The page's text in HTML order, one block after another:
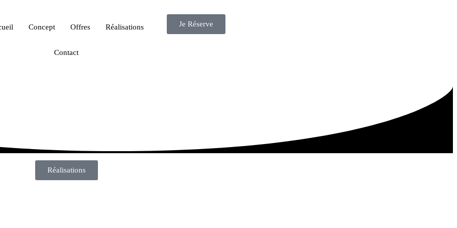
Concept Offres Réalisations
Contact
Je Réserve
Réalisations